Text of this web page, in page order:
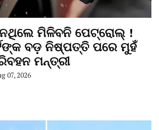
ନଥିଲେ ମିଳିବନି ପେଟ୍ରୋଲ୍ !
ବଡ଼ ନିଷ୍ପତ୍ତି ପରେ ମୁହଁ
ମନ୍ତ୍ରୀ
07, 2026